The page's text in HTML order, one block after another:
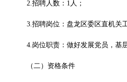
2.招聘人数：1人；
3.招聘岗位：盘龙区委区直机关
4.岗位职责：做好发展党员，基
（二）资格条件